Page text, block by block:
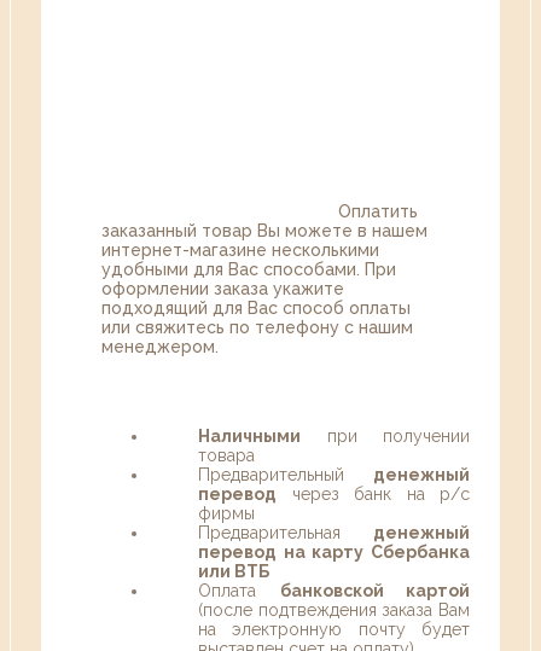
Оплатить
заказанный товар Вы можете в нашем
интернет-магазине несколькими
удобными для Вас способами. При
оформлении заказа укажите
подходящий для Вас способ оплаты
или свяжитесь по телефону с нашим
менеджером.
Наличными при получении
товара
Предварительный денежный
перевод через банк на р/с
фирмы
Предварительная денежный
перевод на карту Сбербанка
или ВТБ
Оплата банковской картой
(после подтвеждения заказа Вам
на электронную почту будет